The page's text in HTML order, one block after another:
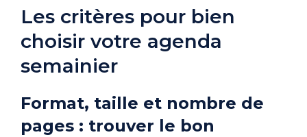
Les critères pour bien
choisir votre agenda
semainier
Format, taille et nombre de
pages : trouver le bon